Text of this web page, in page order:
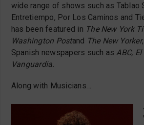
wide range of shows such as Tablao
Entretiempo, Por Los Caminos and
has been featured in The New York
Washington Postand The New Yorker
Spanish newspapers such as ABC,
Vanguardia.
Along with Musicians…